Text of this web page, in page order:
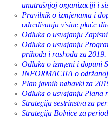
unutrašnjoj organizaciji i
Pravilnik o izmjenama i
određivanju visine plaće
Odluka o usvajanju
Odluka o usvajanju
prihoda i rashoda za 2019.
Odluka o izmjeni i dopuni
INFORMACIJA o
Plan javnih nabavki za
Odluka o usvajanju Plana
Strategija sestrinstva za
Strategija Bolnice za